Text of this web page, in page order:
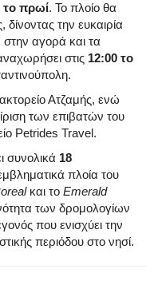
το πρωί. Το πλοίο θα
την ευκαιρία
στην αγορά και τα
στις 12:00 το
Ατζαμής, ενώ
των επιβατών του
Petrides Travel.
συνολικά 18
πλοία του
και το Emerald
των δρομολογίων
που ενισχύει την
περιόδου στο νησί.